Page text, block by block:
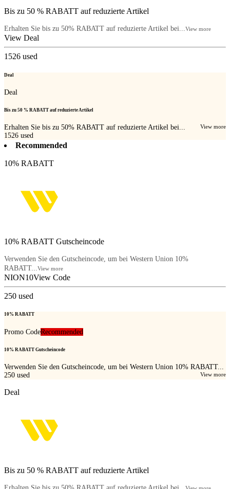
Bis zu 50 % RABATT auf reduzierte Artikel
Erhalten Sie bis zu 50% RABATT auf reduzierte Artikel bei...View more
View Deal
1526 used
Deal
Deal
Bis zu 50 % RABATT auf reduzierte Artikel
Erhalten Sie bis zu 50% RABATT auf reduzierte Artikel bei... View more
1526 used
Recommended
10% RABATT
10% RABATT Gutscheincode
Verwenden Sie den Gutscheincode, um bei Western Union 10%
RABATT...View more
NION10View Code
250 used
10% RABATT
Promo CodeRecommended
10% RABATT Gutscheincode
Verwenden Sie den Gutscheincode, um bei Western Union 10% RABATT...
View more
250 used
Deal
Bis zu 50 % RABATT auf reduzierte Artikel